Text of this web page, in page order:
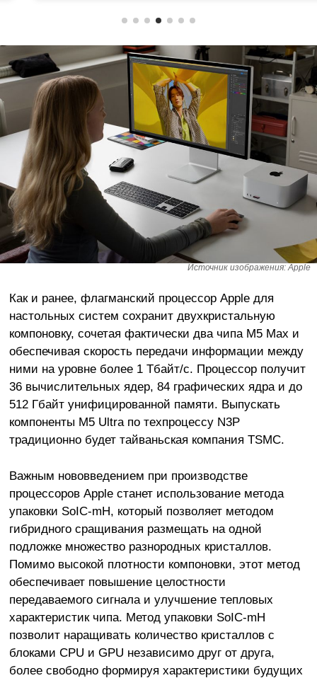
Источник изображения: Apple
Как и ранее, флагманский процессор Apple для
настольных систем сохранит двухкристальную
компоновку, сочетая фактически два чипа M5 Max и
обеспечивая скорость передачи информации между
ними на уровне более 1 Тбайт/с. Процессор получит
36 вычислительных ядер, 84 графических ядра и до
512 Гбайт унифицированной памяти. Выпускать
компоненты M5 Ultra по техпроцессу N3P
традиционно будет тайваньская компания TSMC.
Важным нововведением при производстве
процессоров Apple станет использование метода
упаковки SoIC-mH, который позволяет методом
гибридного сращивания размещать на одной
подложке множество разнородных кристаллов.
Помимо высокой плотности компоновки, этот метод
обеспечивает повышение целостности
передаваемого сигнала и улучшение тепловых
характеристик чипа. Метод упаковки SoIC-mH
позволит наращивать количество кристаллов с
блоками CPU и GPU независимо друг от друга,
более свободно формируя характеристики будущих